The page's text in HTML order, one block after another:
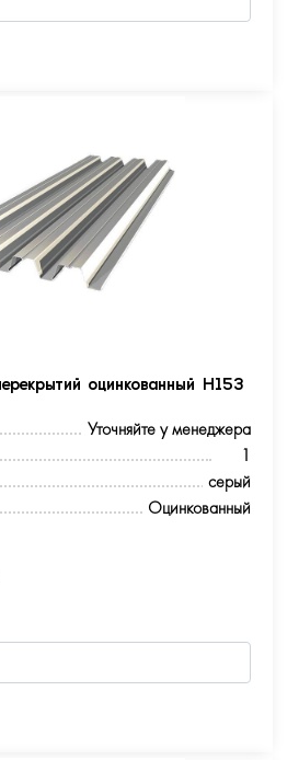
оцинкованный Н153
Уточняйте у менеджера
1
серый
Оцинкованный